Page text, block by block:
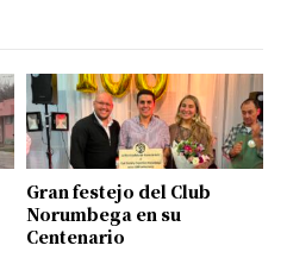
Gran festejo del Club
Norumbega en su
Centenario